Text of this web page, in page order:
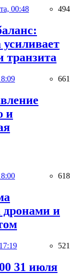
00:48 494
усиливает
транзита
661
и
618
дронами и
521
31 июля